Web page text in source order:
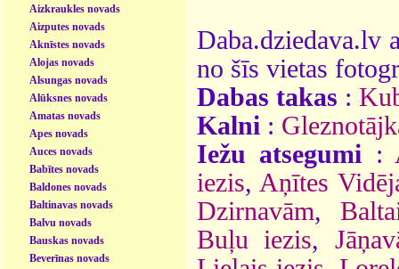
Aizkraukles novads
Aizputes novads
Aknīstes novads
Alojas novads
Alsungas novads
Alūksnes novads
Amatas novads
Apes novads
Auces novads
Babītes novads
Baldones novads
Baltinavas novads
Balvu novads
Bauskas novads
Beverīnas novads
Daba.dziedava.lv
no šīs vietas
Dabas takas :
Kalni :
Iežu atsegumi :
iezis, Aņītes
Dzirnavām,
Buļu iezis,